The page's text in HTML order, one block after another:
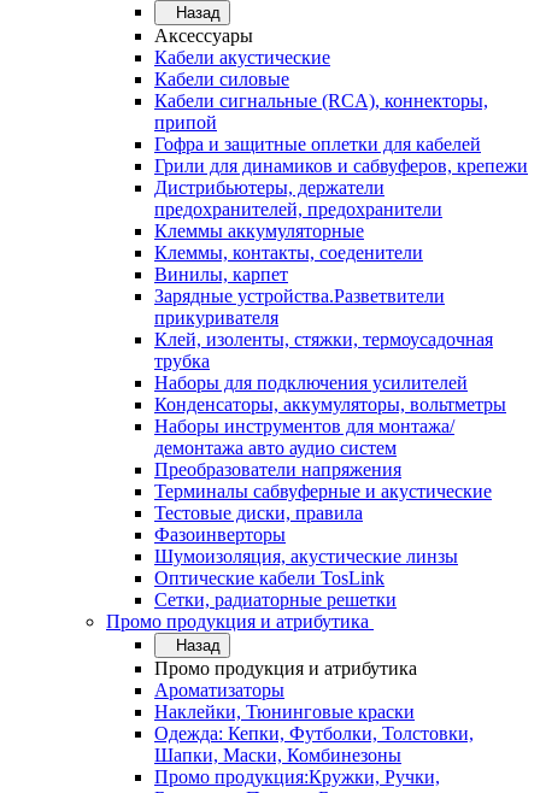
Назад
Аксессуары
Кабели акустические
Кабели силовые
Кабели сигнальные (RCA), коннекторы,
припой
Гофра и защитные оплетки для кабелей
Грили для динамиков и сабвуферов, крепежи
Дистрибьютеры, держатели
предохранителей, предохранители
Клеммы аккумуляторные
Клеммы, контакты, соеденители
Винилы, карпет
Зарядные устройства.Разветвители
прикуривателя
Клей, изоленты, стяжки, термоусадочная
трубка
Наборы для подключения усилителей
Конденсаторы, аккумуляторы, вольтметры
Наборы инструментов для монтажа/
демонтажа авто аудио систем
Преобразователи напряжения
Терминалы сабвуферные и акустические
Тестовые диски, правила
Фазоинверторы
Шумоизоляция, акустические линзы
Оптические кабели TosLink
Сетки, радиаторные решетки
Промо продукция и атрибутика
Назад
Промо продукция и атрибутика
Ароматизаторы
Наклейки, Тюнинговые краски
Одежда: Кепки, Футболки, Толстовки,
Шапки, Маски, Комбинезоны
Промо продукция:Кружки, Ручки,